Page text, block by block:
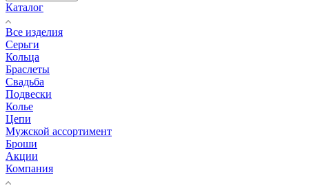
Каталог
Все изделия
Серьги
Кольца
Браслеты
Свадьба
Подвески
Колье
Цепи
Мужской ассортимент
Броши
Акции
Компания